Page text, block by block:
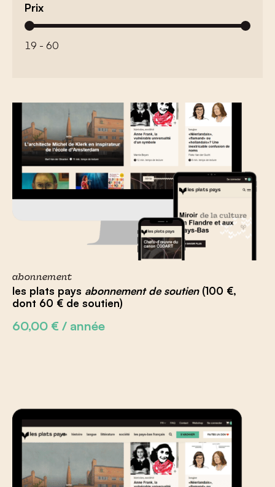
Prix
webshop - prijs
19 - 60
abonnement
les plats pays abonnement de soutien(100 €,
dont 60 € de soutien)
60,00 € / année